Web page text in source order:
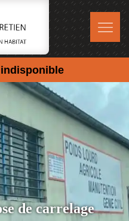
indisponible
de carrelage